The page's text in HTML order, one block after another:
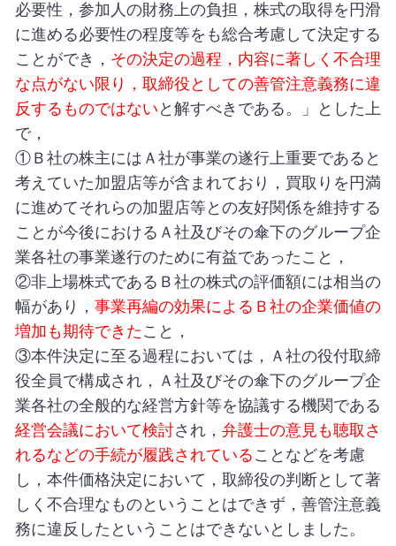
必要性，参加人の財務上の負担，株式の取得を円滑
に進める必要性の程度等をも総合考慮して決定する
ことができ， その決定の過程，内容に著しく不合理
な点がない限り，取締役としての善管注意義務に違
反するものではない と解すべきである。」とした上
で，
①Ｂ社の株主にはＡ社が事業の遂行上重要であると
考えていた加盟店等が含まれており，買取りを円満
に進めてそれらの加盟店等との友好関係を維持する
ことが今後におけるＡ社及びその傘下のグループ企
業各社の事業遂行のために有益であったこと，
②非上場株式であるＢ社の株式の評価額には相当の
幅があり， 事業再編の効果によるＢ社の企業価値の
増加も期待できた こと，
③本件決定に至る過程においては，Ａ社の役付取締
役全員で構成され，Ａ社及びその傘下のグループ企
業各社の全般的な経営方針等を協議する機関である
経営会議において検討され， 弁護士の意見も聴取さ
れるなどの手続が履践されている ことなどを考慮
し，本件価格決定において，取締役の判断として著
しく不合理なものということはできず，善管注意義
務に違反したということはできないとしました。